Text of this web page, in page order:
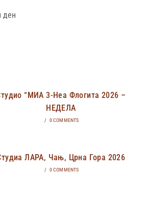
ден
“МИА 3-Неа Флогита 2026 –
НЕДЕЛА
/ 0 COMMENTS
ЛАРА, Чањ, Црна Гора 2026
/ 0 COMMENTS